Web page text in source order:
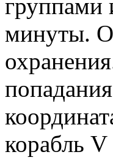
группами
минуты.
корабль